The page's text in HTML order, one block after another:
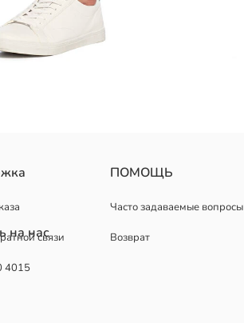
связи
4015
ПОМОЩЬ
Часто задаваемые вопросы
Возврат
на нас